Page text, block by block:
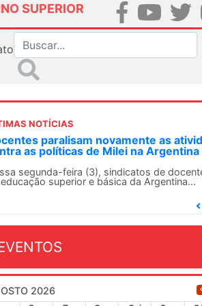
SUPERIOR
NOTÍCIAS
SN convoca docentes para Dia
Internacionalista com
de agosto
SN conclama suas seções sindicais